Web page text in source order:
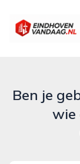
Ben je
wie